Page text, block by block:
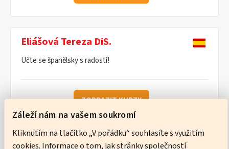
Záleží nám na vašem soukromí
Kliknutím na tlačítko „V pořádku“ souhlasíte s využitím
cookies. Informace o tom, jak stránky společností
Eliášová Tereza DiS.
Učte se španělsky s radostí!
ZOBRAZIT KURZY